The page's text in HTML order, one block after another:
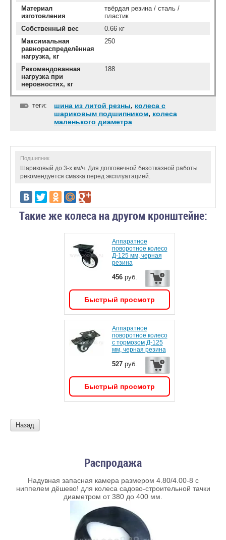
Материал
изготовления
твёрдая резина / сталь /
пластик
Собственный вес
0.66 кг
Максимальная
равнораспределённая
нагрузка, кг
250
Рекомендованная
нагрузка при
неровностях, кг
188
теги: шина из литой резны, колеса с
шариковым подшипником, колеса
маленького диаметра
Подшипник
Шариковый до 3-х км/ч. Для долговечной безотказной работы
рекомендуется смазка перед эксплуатацией.
Такие же колеса на другом кронштейне:
Аппаратное
поворотное колесо
Д-125 мм, черная
резина
456руб.
Быстрый просмотр
Аппаратное
поворотное колесо
с тормозом Д-125
мм, черная резина
527руб.
Быстрый просмотр
Назад
Распродажа
Надувная запасная камера размером 4.80/4.00-8 с
ниппелем дёшево! для колеса садово-строительной тачки
диаметром от 380 до 400 мм.